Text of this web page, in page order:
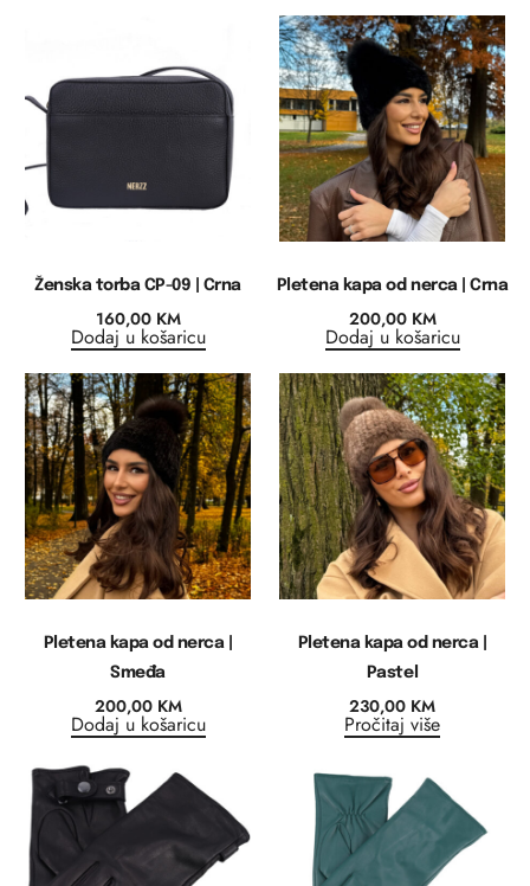
Ženska torba CP-09 | Crna
160,00 KM
Dodaj u košaricu
Pletena kapa od nerca | Crna
200,00 KM
Dodaj u košaricu
Pletena kapa od nerca |
Smeđa
200,00 KM
Dodaj u košaricu
Pletena kapa od nerca |
Pastel
230,00 KM
Pročitaj više